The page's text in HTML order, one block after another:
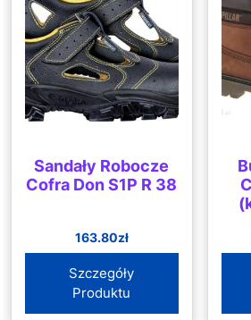
Sandały Robocze
Cofra Don S1P R 38
163.80zł
Szczegóły
Produktu